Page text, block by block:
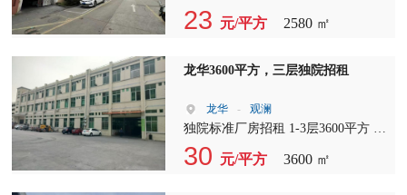
电：2000+KVA（可按需） ?
招商 1楼1200平米 2楼1280平米 1楼6
米高，水电齐全，现成办公室，交通
23 元/平方 2580 ㎡
龙华3600平方，三层独院招租
龙华 - 观澜
独院标准厂房招租 1-3层3600平方 办
公楼800平方 宿舍1200平方 电315千
瓦 空地1600平方
30 元/平方 3600 ㎡